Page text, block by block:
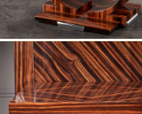
SHOWROOM
MODERNES ART
MÖBEL